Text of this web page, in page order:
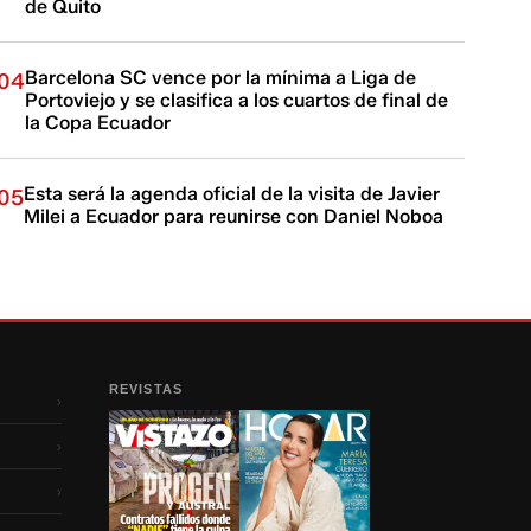
de Quito
Barcelona SC vence por la mínima a Liga de
Portoviejo y se clasifica a los cuartos de final de
la Copa Ecuador
Esta será la agenda oficial de la visita de Javier
Milei a Ecuador para reunirse con Daniel Noboa
›
›
›
REVISTAS